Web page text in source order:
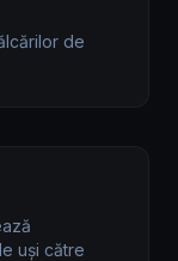
de
uși către